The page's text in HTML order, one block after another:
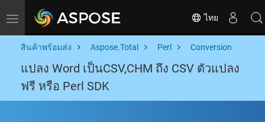
Toggle navigation ไทย
สินค้าพร้อมส่ง Aspose.Total Perl Conversion
แปลง Word เป็นCSV,CHM ถึง CSV ตัวแปลง
ฟรี หรือ Perl SDK